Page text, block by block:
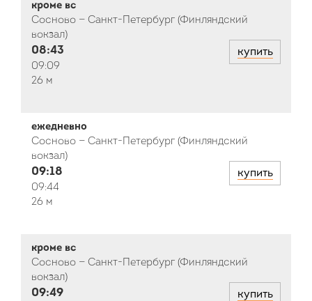
кроме вс
Сосново — Санкт-Петербург (Финляндский
вокзал)
08:43
09:09
26 м
купить
ежедневно
Сосново — Санкт-Петербург (Финляндский
вокзал)
09:18
09:44
26 м
купить
кроме вс
Сосново — Санкт-Петербург (Финляндский
вокзал)
09:49 купить